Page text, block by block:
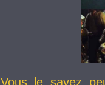
Vous le savez